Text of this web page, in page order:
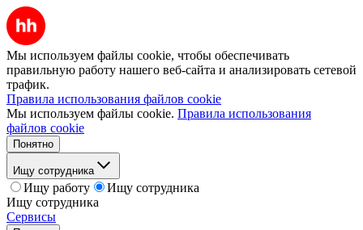
Мы используем файлы cookie, чтобы обеспечивать
правильную работу нашего веб-сайта и анализировать сетевой
трафик.
Правила использования файлов cookie
Мы используем файлы cookie. Правила использования
файлов cookie
Понятно
Ищу сотрудника
Ищу работу
Ищу сотрудника
Ищу сотрудника
Сервисы